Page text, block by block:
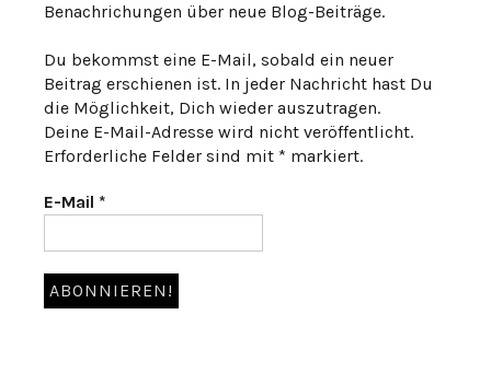
Benachrichungen über neue Blog-Beiträge.
Du bekommst eine E-Mail, sobald ein neuer
Beitrag erschienen ist. In jeder Nachricht hast Du
die Möglichkeit, Dich wieder auszutragen.
Deine E-Mail-Adresse wird nicht veröffentlicht.
Erforderliche Felder sind mit * markiert.
E-Mail *